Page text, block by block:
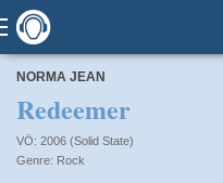
NORMA JEAN
Redeemer
VÖ: 2006 (Solid State)
Rock